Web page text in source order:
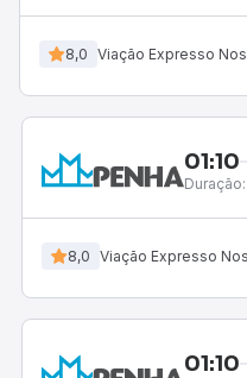
8,0
01:10
Duração:
8,0 Viação Expresso
01:10